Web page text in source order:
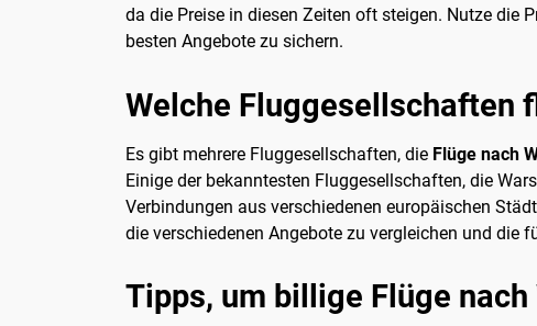
da die Preise in diesen Zeiten oft steigen. Nutze die
besten Angebote zu sichern.
Welche Fluggesellschaften
Es gibt mehrere Fluggesellschaften, die Flüge nach
Einige der bekanntesten Fluggesellschaften, die
Verbindungen aus verschiedenen europäischen
die verschiedenen Angebote zu vergleichen und die
Tipps, um billige Flüge